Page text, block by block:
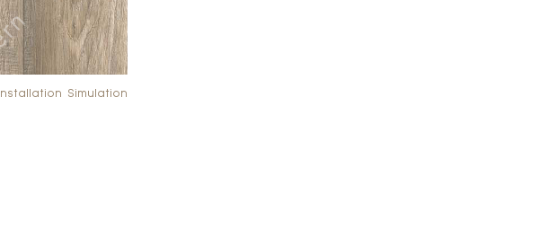
Installation Simulation